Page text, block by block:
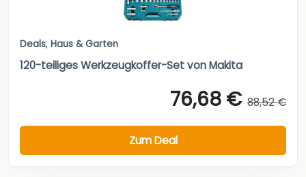
Deals, Haus & Garten
120-teiliges Werkzeugkoffer-Set von Makita
76,68 € 88,52 €
Zum Deal